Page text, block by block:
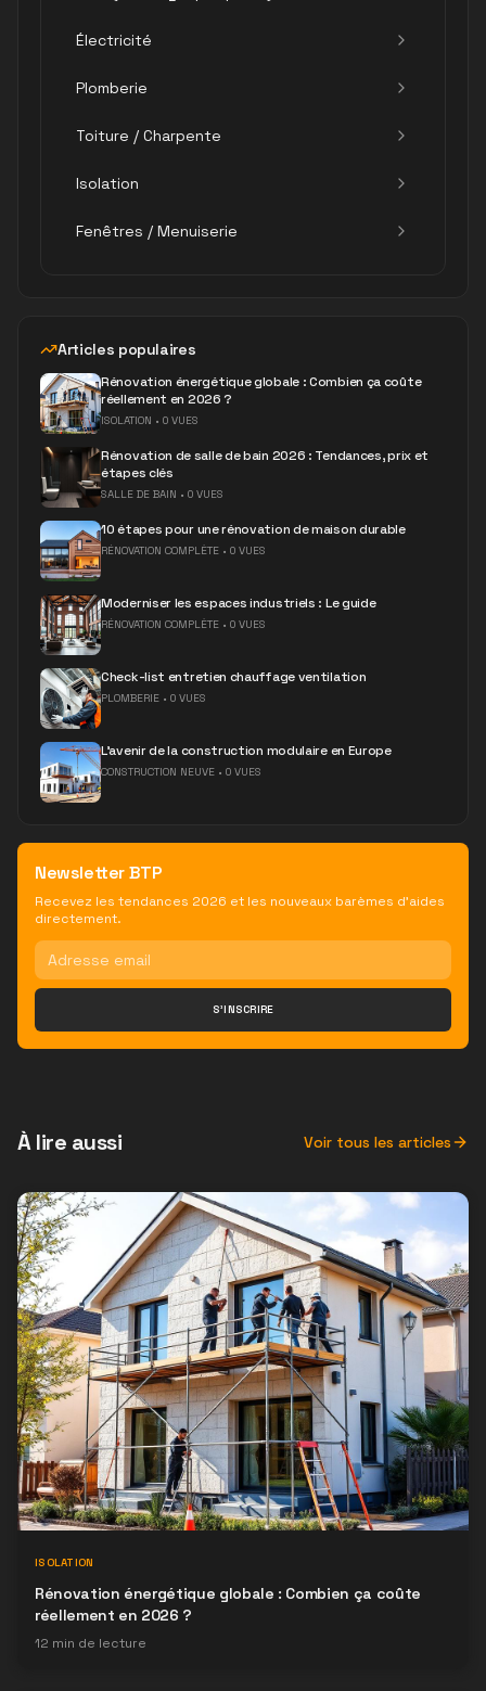
Électricité
Plomberie
Toiture / Charpente
Isolation
Fenêtres / Menuiserie
Articles populaires
Rénovation énergétique globale : Combien ça coûte
réellement en 2026 ?
ISOLATION • 0 VUES
Rénovation de salle de bain 2026 : Tendances, prix et
étapes clés
SALLE DE BAIN • 0 VUES
10 étapes pour une rénovation de maison durable
RÉNOVATION COMPLÈTE • 0 VUES
Moderniser les espaces industriels : Le guide
RÉNOVATION COMPLÈTE • 0 VUES
Check-list entretien chauffage ventilation
PLOMBERIE • 0 VUES
L'avenir de la construction modulaire en Europe
CONSTRUCTION NEUVE • 0 VUES
Newsletter BTP
Recevez les tendances 2026 et les nouveaux barèmes d'aides
directement.
S'INSCRIRE
À lire aussi Voir tous les articles
ISOLATION
Rénovation énergétique globale : Combien ça coûte
réellement en 2026 ?
12 min de lecture